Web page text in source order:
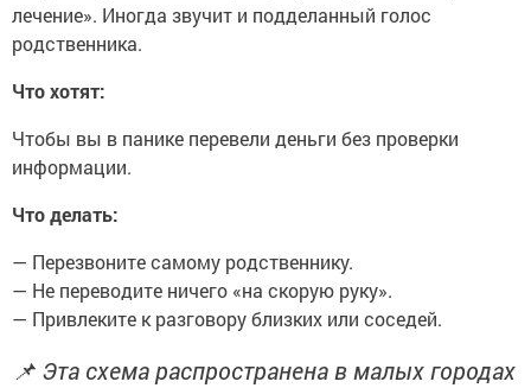
лечение». Иногда звучит и подделанный голос
родственника.
Что хотят:
Чтобы вы в панике перевели деньги без проверки
информации.
Что делать:
— Перезвоните самому родственнику.
— Не переводите ничего «на скорую руку».
— Привлеките к разговору близких или соседей.
📌 Эта схема распространена в малых городах